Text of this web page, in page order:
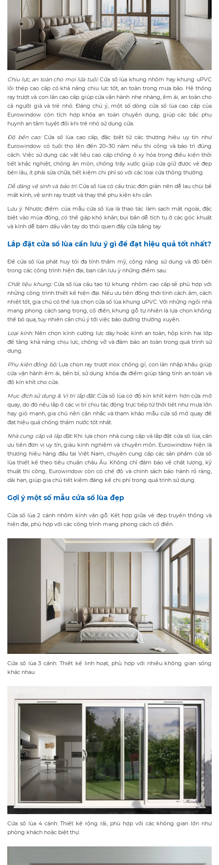
Chịu lực, an toàn cho mọi lứa tuổi:Cửa sổ lùa khung nhôm hay khung uPVC
lõi thép cao cấp có khả năng chịu lực tốt, an toàn trong mưa bão. Hệ thống
ray trượt và con lăn cao cấp giúp cửa vận hành nhẹ nhàng, êm ái, an toàn cho
cả người già và trẻ nhỏ. Đáng chú ý, một số dòng cửa sổ lùa cao cấp của
Eurowindow còn tích hợp khóa an toàn chuyên dụng, giúp các bậc phụ
huynh an tâm tuyệt đối khi trẻ nhỏ sử dụng cửa.
Độ bền cao:Cửa sổ lùa cao cấp, đặc biệt từ các thương hiệu uy tín như
Eurowindow có tuổi thọ lên đến 20–30 năm nếu thi công và bảo trì đúng
cách. Việc sử dụng các vật liệu cao cấp chống ô xy hóa trong điều kiện thời
tiết khắc nghiệt, chống ăn mòn, chống trầy xước giúp cửa giữ được vẻ đẹp
bền lâu, ít phải sửa chữa, tiết kiệm chi phí so với các loại cửa thông thường.
Dễ dàng vệ sinh và bảo trì:Cửa sổ lùa có cấu trúc đơn giản nên dễ lau chùi bề
mặt kính, vệ sinh ray trượt và thay thế phụ kiện khi cần
Lưu ý: Nhược điểm của mẫu cửa sổ lùa là thao tác làm sạch mặt ngoài, đặc
biệt vào mùa đông, có thể gặp khó khăn; bụi bẩn dễ tích tụ ở các góc khuất
và kính dễ bám dấu vân tay do thói quen đẩy cửa bằng tay.
Lắp đặt cửa sổ lùa cần lưu ý gì để đạt hiệu quả tốt nhất?
Để cửa sổ lùa phát huy tối đa tính thẩm mỹ, công năng sử dụng và độ bền
trong các công trình hiện đại, bạn cần lưu ý những điểm sau:
Chất liệu khung:Cửa sổ lùa cấu tạo từ khung nhôm cao cấp sẽ phù hợp với
những công trình thiết kế hiện đại. Nếu ưu tiên đồng thời tính cách âm, cách
nhiệt tốt, gia chủ có thể lựa chọn cửa sổ lùa khung uPVC. Với những ngôi nhà
mang phong cách sang trọng, cổ điển, khung gỗ tự nhiên là lựa chọn không
thể bỏ qua, tuy nhiên cần chú ý tới việc bảo dưỡng thường xuyên.
Loại kính:Nên chọn kính cường lực dày hoặc kính an toàn, hộp kính hai lớp
để tăng khả năng chịu lực, chống vỡ và đảm bảo an toàn trong quá trình sử
dụng.
Phụ kiện đồng bộ:Lựa chọn ray trượt inox chống gỉ, con lăn nhập khẩu giúp
cửa vận hành êm ái, bền bỉ, sử dụng khóa đa điểm giúp tăng tính an toàn và
độ kín khít cho cửa.
Mục đích sử dụng & Vị trí lắp đặt:Cửa sổ lùa có độ kín khít kém hơn cửa mở
quay, do đó nếu lắp ở các vị trí chịu tác động trực tiếp từ thời tiết như mưa lớn
hay gió mạnh, gia chủ nên cân nhắc và tham khảo mẫu cửa sổ mở quay để
đạt hiệu quả chống thấm nước tốt nhất.
Nhà cung cấp và lắp đặt: Khi lựa chọn nhà cung cấp và lắp đặt cửa sổ lùa, cần
ưu tiên đơn vị uy tín, giàu kinh nghiệm và chuyên môn. Eurowindow hiện là
thương hiệu hàng đầu tại Việt Nam, chuyên cung cấp các sản phẩm cửa sổ
lùa thiết kế theo tiêu chuẩn châu Âu. Không chỉ đảm bảo về chất lượng, kỹ
thuật thi công, Eurowindow còn có chế độ và chính sách bảo hành rõ ràng,
dài hạn, giúp gia chủ tiết kiệm đáng kể chi phí trong quá trình sử dụng.
Gợi ý một số mẫu cửa sổ lùa đẹp
Cửa sổ lùa 2 cánh nhôm kính vân gỗ: Kết hợp giữa vẻ đẹp truyền thống và
hiện đại, phù hợp với các công trình mang phong cách cổ điển.
​Cửa sổ lùa 3 cánh: Thiết kế linh hoạt, phù hợp với nhiều không gian sống
khác nhau
Cửa sổ lùa 4 cánh: Thiết kế rộng rãi, phù hợp với các không gian lớn như
phòng khách hoặc biệt thự.